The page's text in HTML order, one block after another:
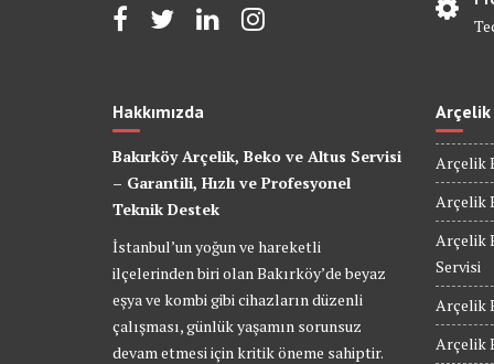
Hakkımızda
Bakırköy Arçelik, Beko ve Altus Servisi
– Garantili, Hızlı ve Profesyonel
Teknik Destek
İstanbul’un yoğun ve hareketli
ilçelerinden biri olan Bakırköy’de beyaz
eşya ve kombi gibi cihazların düzenli
çalışması, günlük yaşamın sorunsuz
devam etmesi için kritik öneme sahiptir.
Arçelik
Arçelik
Arçelik
Arçelik
Servisi
Arçelik
Arçelik